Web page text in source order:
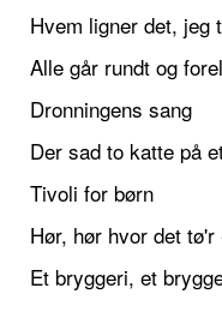
Hvem ligner det,
Alle går rundt og
Dronningens sang
Der sad to katte på
Tivoli for børn
Hør, hør hvor det tø'r
Et bryggeri, et